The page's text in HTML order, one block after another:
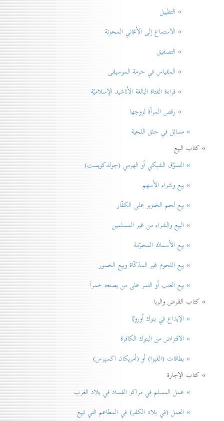
» التطبيل
» الاستماع إلى الأغاني المحزنة
» التصفيق
» المقياس في حرمة الموسيقی
» قراءة الفتاة البالغة الأناشيد الإسلاميّة
» رقص المرأة لزوجها
» مسائل في حلق اللحية
» كتاب البيع
» التسوّق الشبكي أو الهرمي (جولدكويست)
» بيع وشراء الأسهم
» بيع لحم الخنزير علی الكفّار
» البيع والشراء من غير المسلمين
» بيع الأسماك المحرّمة
» بيع اللحوم غير المذكّاة وبيع الخمور
» بيع العنب أو التمر على من يصنعه خمراً
» كتاب القرض والربا
» الإيداع في بنوك اُوروبّا
» الاقتراض من البنوك الكافرة
» بطاقات (الفيزا) أو (أمريكان اكسپرس)
» كتاب الإجارة
» عمل المسلم في مراكز الفساد في بلاد الغرب
» العمل (في بلاد الكفر) في المطاعم التي تبيع